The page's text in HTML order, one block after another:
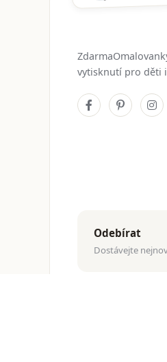
vytisknutí pro děti
Odebírat
Dostávejte